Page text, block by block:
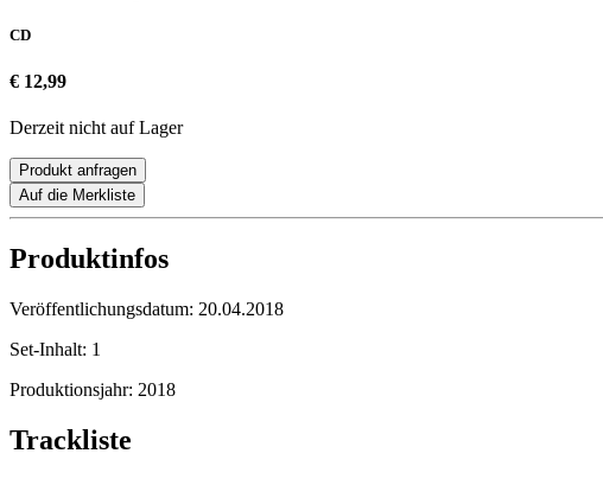
CD
€ 12,99
Derzeit nicht auf Lager
Produkt anfragen
Auf die Merkliste
Produktinfos
Veröffentlichungsdatum: 20.04.2018
Set-Inhalt: 1
Produktionsjahr: 2018
Trackliste